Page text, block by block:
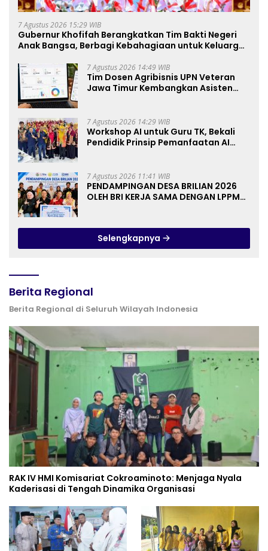
7 Agustus 2026 15:29 WIB
Gubernur Khofifah Berangkatkan Tim Bakti Negeri
Anak Bangsa, Berbagi Kebahagiaan untuk Keluarga
7 Agustus 2026 14:49 WIB
Tim Dosen Agribisnis UPN Veteran
Jawa Timur Kembangkan Asisten
7 Agustus 2026 14:29 WIB
Workshop AI untuk Guru TK, Bekali
Pendidik Prinsip Pemanfaatan AI
7 Agustus 2026 11:41 WIB
PENDAMPINGAN DESA BRILIAN 2026
OLEH BRI KERJA SAMA DENGAN LPPM
Selengkapnya
Berita Regional
Berita Regional di Seluruh Wilayah Indonesia
RAK IV HMI Komisariat Cokroaminoto: Menjaga Nyala
Kaderisasi di Tengah Dinamika Organisasi